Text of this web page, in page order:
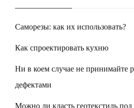
Саморезы: как их использовать?
Как спроектировать кухню
Ни в коем случае не принимайте
дефектами
Можно ли класть геотекстиль